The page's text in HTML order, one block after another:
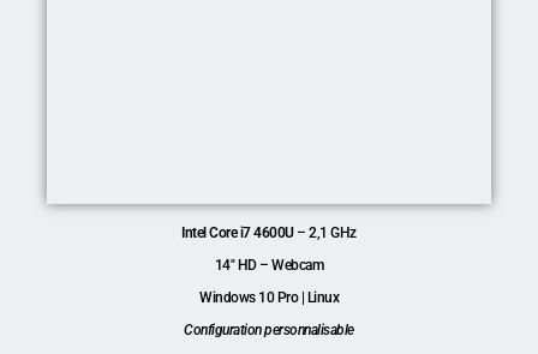
Intel Core i7 4600U– 2,1 GHz
14″ HD – Webcam
Windows 10 Pro | Linux
Configuration personnalisable